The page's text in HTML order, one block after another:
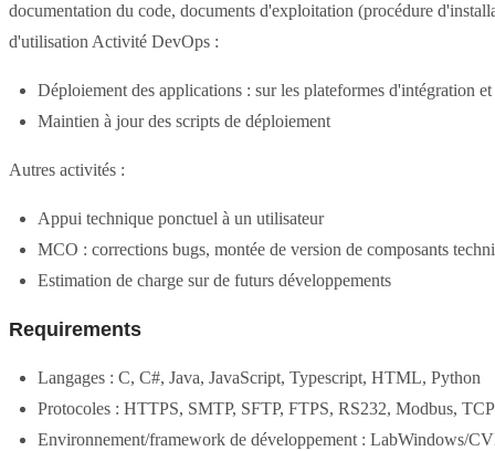
documentation du code, documents d'exploitation (procédure
d'utilisation Activité DevOps :
Déploiement des applications : sur les plateformes d'intégration
Maintien à jour des scripts de déploiement
Autres activités :
Appui technique ponctuel à un utilisateur
MCO : corrections bugs, montée de version de composants
Estimation de charge sur de futurs développements
Requirements
Langages : C, C#, Java, JavaScript, Typescript, HTML, Python
Protocoles : HTTPS, SMTP, SFTP, FTPS, RS232, Modbus, TCP
Environnement/framework de développement : LabWindows/